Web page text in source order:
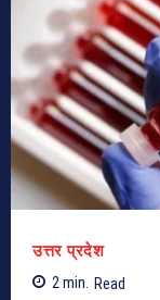
उत्तर प्रदेश
2min. Read